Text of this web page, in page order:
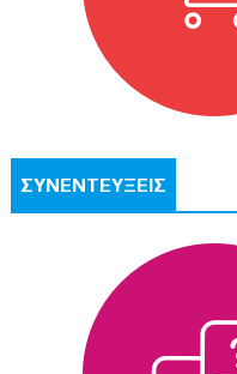
ΣΥΝΕΝΤΕΥΞΕΙΣ